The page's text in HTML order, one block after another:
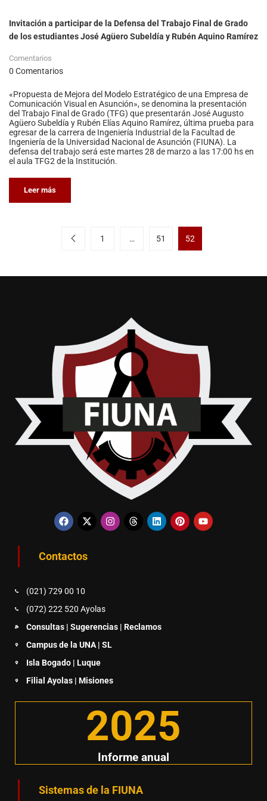
Invitación a participar de la Defensa del Trabajo Final de Grado
de los estudiantes José Agüero Subeldía y Rubén Aquino Ramírez
Comentarios
0 Comentarios
«Propuesta de Mejora del Modelo Estratégico de una Empresa de
Comunicación Visual en Asunción», se denomina la presentación
del Trabajo Final de Grado (TFG) que presentarán José Augusto
Agüero Subeldía y Rubén Elías Aquino Ramírez, última prueba para
egresar de la carrera de Ingeniería Industrial de la Facultad de
Ingeniería de la Universidad Nacional de Asunción (FIUNA). La
defensa del trabajo será este martes 28 de marzo a las 17:00 hs en
el aula TFG2 de la Institución.
Leer más
1 … 51 52
Contactos
(021) 729 00 10
(072) 222 520 Ayolas
Consultas | Sugerencias | Reclamos
Campus de la UNA | SL
Isla Bogado | Luque
Filial Ayolas | Misiones
Informe anual
2025
Sistemas de la FIUNA